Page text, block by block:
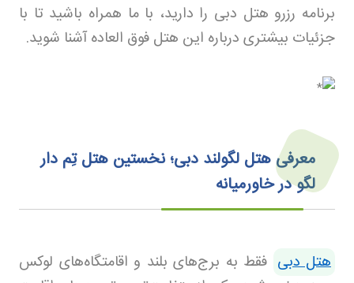
برنامه رزرو هتل دبی را دارید، با ما همراه باشید تا با
جزئیات بیشتری درباره این هتل فوق العاده آشنا شوید.
معرفی هتل لگولند دبی؛ نخستین هتل تِم‌ دار
لگو در خاورمیانه
هتل دبی فقط به برج‌های بلند و اقامتگاه‌های لوکس